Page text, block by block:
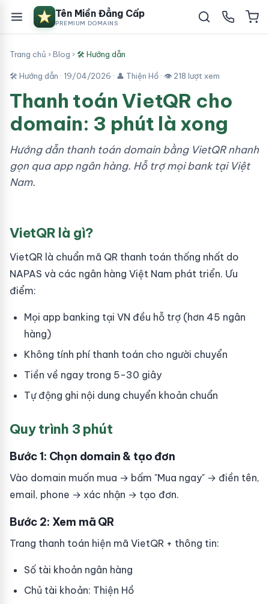
Tên Miền Đẳng Cấp
PREMIUM DOMAINS
Trang chủ ›Blog ›🛠 Hướng dẫn
🛠 Hướng dẫn · 19/04/2026 · 👤 Thiện Hồ · 👁 218 lượt xem
Thanh toán VietQR cho
domain: 3 phút là xong
Hướng dẫn thanh toán domain bằng VietQR nhanh
gọn qua app ngân hàng. Hỗ trợ mọi bank tại Việt
Nam.
VietQR là gì?
VietQR là chuẩn mã QR thanh toán thống nhất do
NAPAS và các ngân hàng Việt Nam phát triển. Ưu
điểm:
Mọi app banking tại VN đều hỗ trợ (hơn 45 ngân
hàng)
Không tính phí thanh toán cho người chuyển
Tiền về ngay trong 5-30 giây
Tự động ghi nội dung chuyển khoản chuẩn
Quy trình 3 phút
Bước 1: Chọn domain & tạo đơn
Vào domain muốn mua → bấm "Mua ngay" → điền tên,
email, phone → xác nhận → tạo đơn.
Bước 2: Xem mã QR
Trang thanh toán hiện mã VietQR + thông tin:
Số tài khoản ngân hàng
Chủ tài khoản: Thiện Hồ